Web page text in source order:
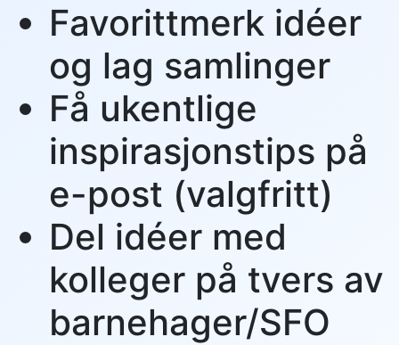
Favorittmerk idéer
og lag samlinger
Få ukentlige
inspirasjonstips på
e-post (valgfritt)
Del idéer med
kolleger på tvers av
barnehager/SFO